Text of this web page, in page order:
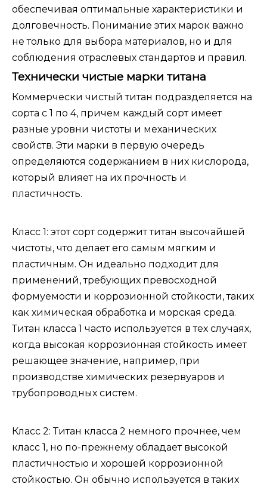
обеспечивая оптимальные характеристики и
долговечность. Понимание этих марок важно
не только для выбора материалов, но и для
соблюдения отраслевых стандартов и правил.
Технически чистые марки титана
Коммерчески чистый титан подразделяется на
сорта с 1 по 4, причем каждый сорт имеет
разные уровни чистоты и механических
свойств. Эти марки в первую очередь
определяются содержанием в них кислорода,
который влияет на их прочность и
пластичность.
Класс 1: этот сорт содержит титан высочайшей
чистоты, что делает его самым мягким и
пластичным. Он идеально подходит для
применений, требующих превосходной
формуемости и коррозионной стойкости, таких
как химическая обработка и морская среда.
Титан класса 1 часто используется в тех случаях,
когда высокая коррозионная стойкость имеет
решающее значение, например, при
производстве химических резервуаров и
трубопроводных систем.
Класс 2: Титан класса 2 немного прочнее, чем
класс 1, но по-прежнему обладает высокой
пластичностью и хорошей коррозионной
стойкостью. Он обычно используется в таких